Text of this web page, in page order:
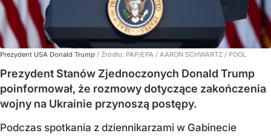
Prezydent USA Donald Trump / Źródło: PAP/EPA / AARON SCHWARTZ / POOL
Prezydent Stanów Zjednoczonych Donald Trump
poinformował, że rozmowy dotyczące zakończenia
wojny na Ukrainie przynoszą postępy.
Podczas spotkania z dziennikarzami w Gabinecie